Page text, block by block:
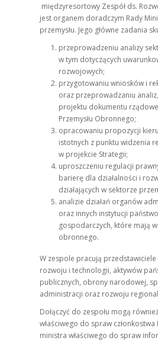
międzyresortowy Zespół ds.
jest organem doradczym Rady
przemysłu. Jego główne zadania
przeprowadzeniu analizy
w tym dotyczących
rozwojowych;
przygotowaniu wniosków i
oraz przeprowadzaniu
projektu dokumentu
Przemysłu Obronnego;
opracowaniu propozycji
istotnych z punktu widzenia
w projekcie Strategii;
uproszczeniu regulacji
barierę dla działalności i
działających w sektorze
analizie działań organów
oraz innych instytucji
gospodarczych, które mają
obronnego.
W zespole pracują
rozwoju i technologii, aktywów
publicznych, obrony narodowej,
administracji oraz rozwoju
Dołączyć do zespołu mogą
właściwego do spraw członkostwa
ministra właściwego do spraw